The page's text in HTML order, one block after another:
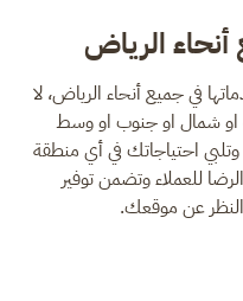
في جميع أنحاء الرياض، لا
شمال او جنوب او وسط
احتياجاتك في أي منطقة
للعملاء وتضمن توفير
عن موقعك.